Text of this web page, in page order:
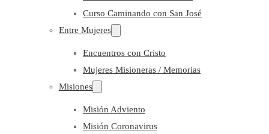
Curso Caminando con San José
Entre Mujeres
Encuentros con Cristo
Mujeres Misioneras / Memorias
Misiones
Misión Adviento
Misión Coronavirus